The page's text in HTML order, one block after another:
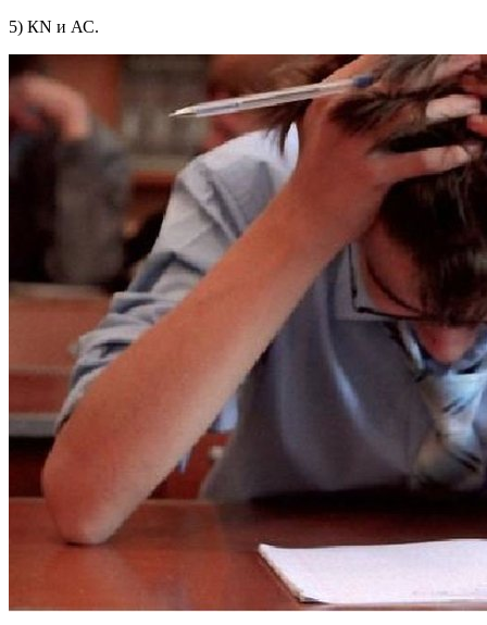
5) КN и АС.